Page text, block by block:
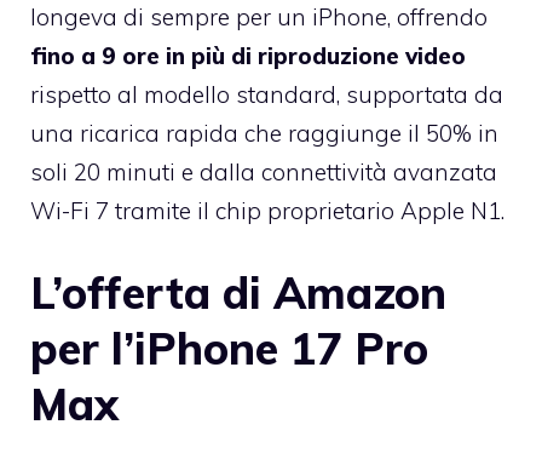
longeva di sempre per un iPhone, offrendo
fino a 9 ore in più di riproduzione video
rispetto al modello standard, supportata da
una ricarica rapida che raggiunge il 50% in
soli 20 minuti e dalla connettività avanzata
Wi-Fi 7 tramite il chip proprietario Apple N1.
L’offerta di Amazon
per l’iPhone 17 Pro
Max